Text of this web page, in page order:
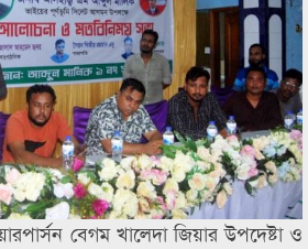
বেগম খালেদা জিয়ার উপদেষ্টা ও